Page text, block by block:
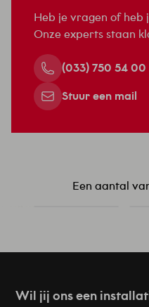
Heb je vragen of heb
Onze experts staan
(033) 750 54 00
Stuur een mail
Een aantal
Wil jij ons een